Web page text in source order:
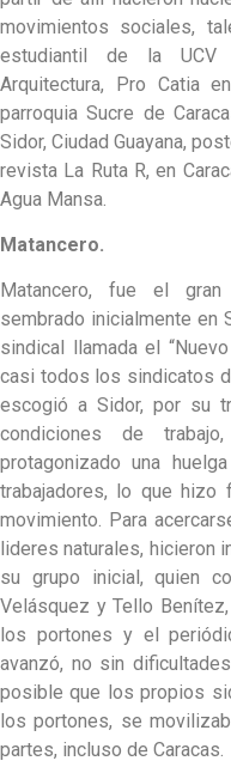
movimientos sociales,
estudiantil de la UCV
Arquitectura, Pro Catia
parroquia Sucre de
Sidor, Ciudad Guayana,
revista La Ruta R, en
Agua Mansa.
Matancero.
Matancero, fue el gran
sembrado inicialmente en
sindical llamada el
casi todos los sindicatos
escogió a Sidor, por su
condiciones de
protagonizado una
trabajadores, lo que hizo
movimiento. Para
lideres naturales, hicieron
su grupo inicial, quien
Velásquez y Tello
los portones y el
avanzó, no sin
posible que los propios
los portones, se
partes, incluso de Caracas.